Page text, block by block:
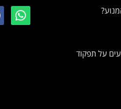
על תפקוד